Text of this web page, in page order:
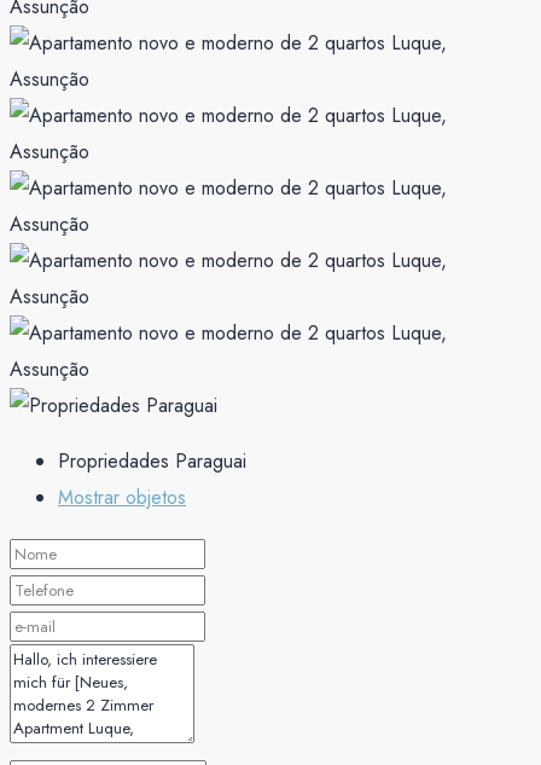
Propriedades Paraguai
Mostrar objetos